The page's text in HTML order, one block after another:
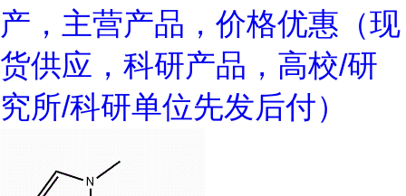
产，主营产品，价格优惠（现
货供应，科研产品，高校/研
究所/科研单位先发后付）